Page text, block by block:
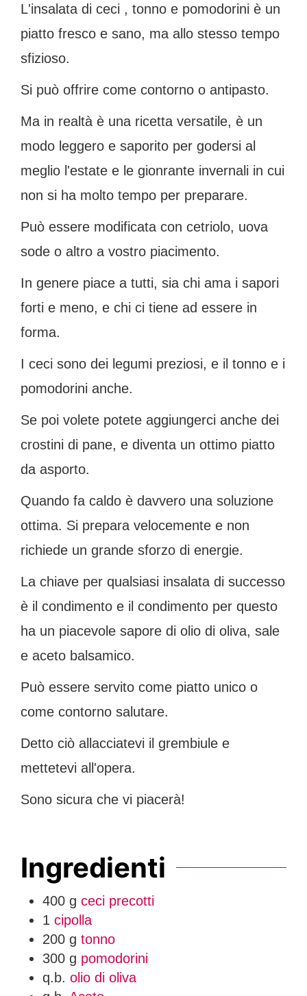
L'insalata di ceci , tonno e pomodorini è un
piatto fresco e sano, ma allo stesso tempo
sfizioso.
Si può offrire come contorno o antipasto.
Ma in realtà è una ricetta versatile, è un
modo leggero e saporito per godersi al
meglio l'estate e le gionrante invernali in cui
non si ha molto tempo per preparare.
Può essere modificata con cetriolo, uova
sode o altro a vostro piacimento.
In genere piace a tutti, sia chi ama i sapori
forti e meno, e chi ci tiene ad essere in
forma.
I ceci sono dei legumi preziosi, e il tonno e i
pomodorini anche.
Se poi volete potete aggiungerci anche dei
crostini di pane, e diventa un ottimo piatto
da asporto.
Quando fa caldo è davvero una soluzione
ottima. Si prepara velocemente e non
richiede un grande sforzo di energie.
La chiave per qualsiasi insalata di successo
è il condimento e il condimento per questo
ha un piacevole sapore di olio di oliva, sale
e aceto balsamico.
Può essere servito come piatto unico o
come contorno salutare.
Detto ciò allacciatevi il grembiule e
mettetevi all'opera.
Sono sicura che vi piacerà!
Ingredienti
400 g ceci precotti
1 cipolla
200 g tonno
300 g pomodorini
q.b. olio di oliva